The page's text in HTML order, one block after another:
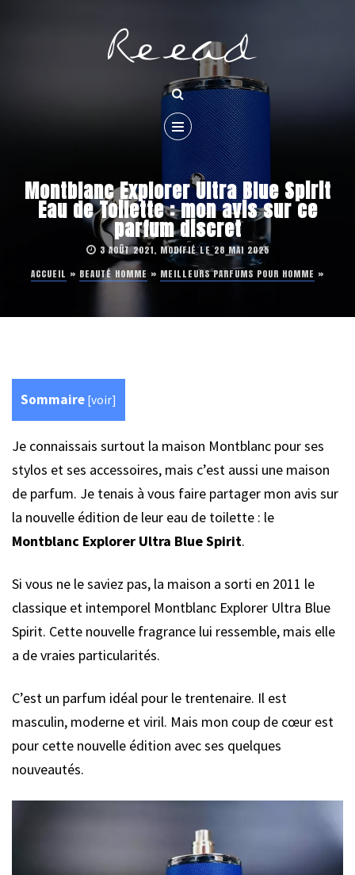
Montblanc Explorer Ultra Blue Spirit
Eau de Toilette : mon avis sur ce
parfum discret
3 AOÛT 2021, MODIFIÉ LE 28 MAI 2025
ACCUEIL » BEAUTÉ HOMME » MEILLEURS PARFUMS POUR HOMME »
Sommaire [voir]
Je connaissais surtout la maison Montblanc pour ses
stylos et ses accessoires, mais c’est aussi une maison
de parfum. Je tenais à vous faire partager mon avis sur
la nouvelle édition de leur eau de toilette : le
Montblanc Explorer Ultra Blue Spirit.
Si vous ne le saviez pas, la maison a sorti en 2011 le
classique et intemporel Montblanc Explorer Ultra Blue
Spirit. Cette nouvelle fragrance lui ressemble, mais elle
a de vraies particularités.
C’est un parfum idéal pour le trentenaire. Il est
masculin, moderne et viril. Mais mon coup de cœur est
pour cette nouvelle édition avec ses quelques
nouveautés.